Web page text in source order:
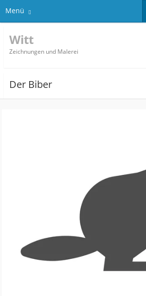
Menü
Witt
Zeichnungen und Malerei
Der Biber